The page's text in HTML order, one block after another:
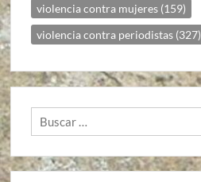
violencia contra mujeres (159)
violencia contra periodistas (327)